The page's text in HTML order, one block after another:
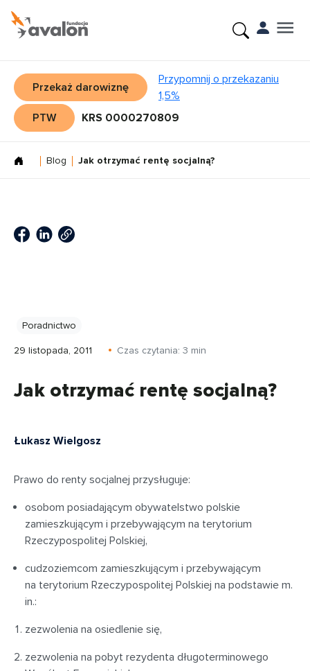
Przekaż darowiznę
Przypomnij o przekazaniu
1,5%
PTW
KRS 0000270809
Blog Jak otrzymać rentę socjalną?
Poradnictwo
29 listopada, 2011 Czas czytania: 3 min
Jak otrzymać rentę socjalną?
Łukasz Wielgosz
Prawo do renty socjalnej przysługuje:
osobom posiadającym obywatelstwo polskie
zamieszkującym i przebywającym na terytorium
Rzeczypospolitej Polskiej,
cudzoziemcom zamieszkującym i przebywającym
na terytorium Rzeczypospolitej Polskiej na podstawie m.
in.:
zezwolenia na osiedlenie się,
zezwolenia na pobyt rezydenta długoterminowego